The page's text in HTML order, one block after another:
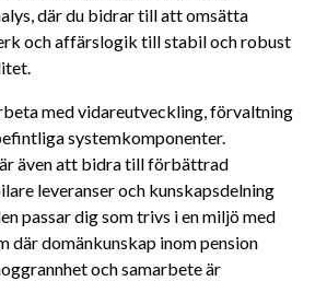
där du bidrar till att omsätta
och affärslogik till stabil och robust
med vidareutveckling, förvaltning
systemkomponenter.
även att bidra till förbättrad
leveranser och kunskapsdelning
passar dig som trivs i en miljö med
där domänkunskap inom pension
och samarbete är